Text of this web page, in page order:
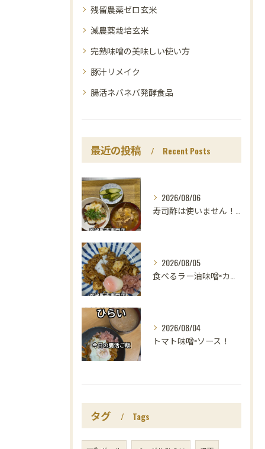
残留農薬ゼロ玄米
減農薬栽培玄米
完熟味噌の美味しい使い方
豚汁リメイク
腸活ネバネバ発酵食品
最近の投稿 Recent Posts
2026/08/06
寿司酢は使いません！😳
2026/08/05
食べるラー油味噌×カレー！
2026/08/04
トマト味噌×ソース！
タグ Tags